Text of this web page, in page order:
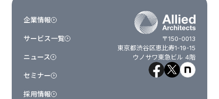
〒150-0013
東京都渋谷区恵比寿1-19-15
ウノサワ東急ビル 4階
企業情報
サービス一覧
ニュース
セミナー
採用情報